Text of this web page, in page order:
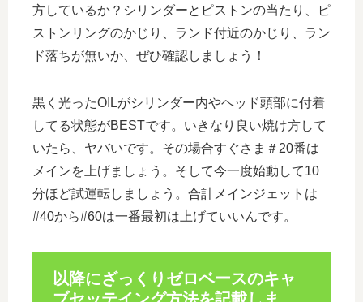
方しているか？シリンダーとピストンの当たり、ピ
ストンリングのかじり、ランド付近のかじり、ラン
ド落ちが無いか、ぜひ確認しましょう！
黒く光ったOILがシリンダー内やヘッド頭部に付着
してる状態がBESTです。いきなり良い焼け方して
いたら、ヤバいです。その場合すぐさま＃20番は
メインを上げましょう。そして今一度始動して10
分ほど試運転しましょう。合計メインジェットは
#40から#60は一番最初は上げていいんです。
以降にざっくりゼロベースのキャ